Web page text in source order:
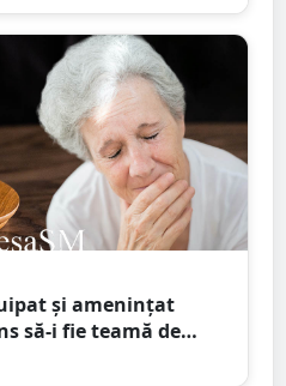
și amenințat
să-i fie teamă de
magistrații